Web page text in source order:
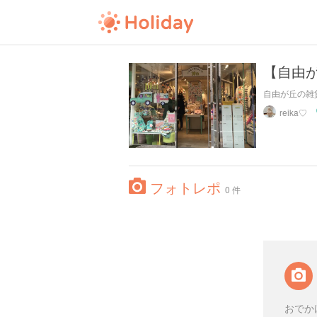
【自由
自由が丘の
reika♡
フォトレポ 0 件
おで